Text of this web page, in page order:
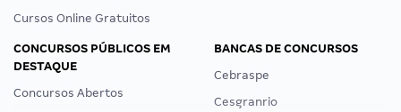
Cursos Online Gratuitos
CONCURSOS PÚBLICOS EM
DESTAQUE
Concursos Abertos
BANCAS DE CONCURSOS
Cebraspe
Cesgranrio